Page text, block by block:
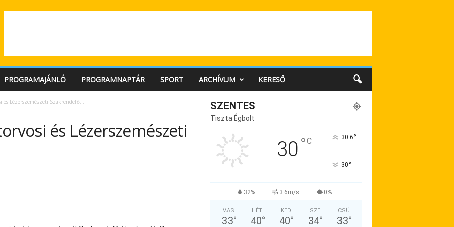
PROGRAMAJÁNLÓ PROGRAMNAPTÁR SPORT ARCHÍVUM KERESŐ
és Lézerszemészeti Szakrendelő…
és Lézerszemészeti
SZENTES
Tiszta Égbolt
30 °C 30.6°
30°
32% 3.6m/s 0%
VAS
33°
HÉT
40°
KED
40°
SZE
34°
CSÜ
33°